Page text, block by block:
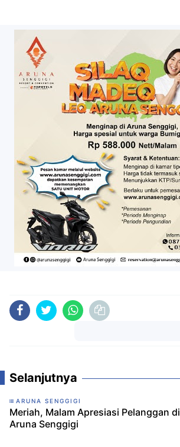
Selanjutnya
ARUNA SENGGIGI
Meriah, Malam Apresiasi Pelanggan di
Aruna Senggigi